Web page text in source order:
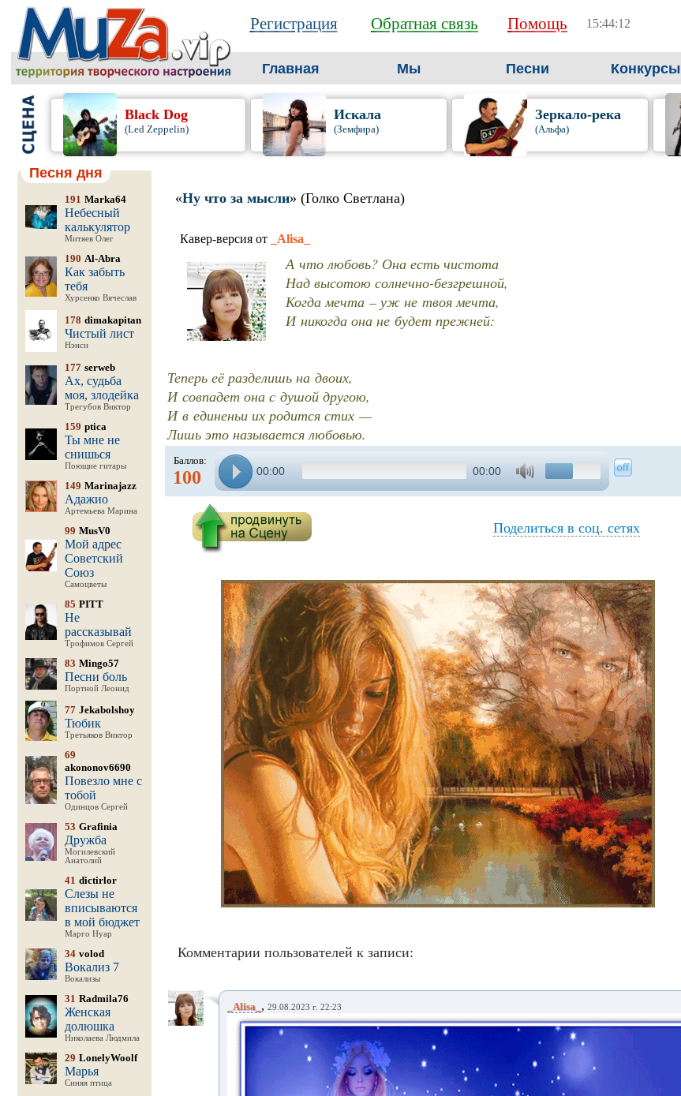
Регистрация Обратная связь Помощь 15:44:13
Главная Мы Песни Конкурсы
Black Dog
(Led Zeppelin)
Искала
(Земфира)
Зеркало-река
(Альфа)
Песня дня
191 Marka64
Небесный
калькулятор
Митяев Олег
190 Al-Abra
Как забыть
тебя
Хурсенко Вячеслав
178 dimakapitan
Чистый лист
Нэнси
177 serweb
Ах, судьба
моя, злодейка
Трегубов Виктор
159 ptica
Ты мне не
снишься
Поющие гитары
149 Marinajazz
Адажио
Артемьева Марина
99 MusV0
Мой адрес
Советский
Союз
Самоцветы
85 PITT
Не
рассказывай
Трофимов Сергей
83 Mingo57
Песни боль
Портной Леонид
77 Jekabolshoy
Тюбик
Третьяков Виктор
69
akononov6690
Повезло мне с
тобой
Одинцов Сергей
53 Grafinia
Дружба
Могилевский
Анатолий
41 dictirlor
Слезы не
вписываются
в мой бюджет
Марго Нуар
34 volod
Вокализ 7
Вокализы
31 Radmila76
Женская
долюшка
Николаева Людмила
29 LonelyWoolf
Марья
Синяя птица
«Ну что за мысли» (Голко Светлана)
Кавер-версия от _Alisa_
А что любовь? Она есть чистота
Над высотою солнечно-безгрешной,
Когда мечта – уж не твоя мечта,
И никогда она не будет прежней:
Теперь её разделишь на двоих,
И совпадет она с душой другою,
И в единеньи их родится стих —
Лишь это называется любовью.
Баллов:
100 00:00 00:00
Поделиться в соц. сетях
Комментарии пользователей к записи:
_Alisa_ , 29.08.2023 г. 22:23